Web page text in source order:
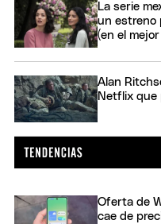
La serie
un estreno
(en el
Alan
Netflix que
Oferta de
cae de